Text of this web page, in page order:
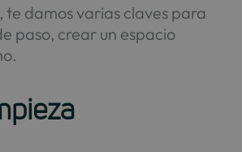
te damos varias claves para
paso, crear un espacio